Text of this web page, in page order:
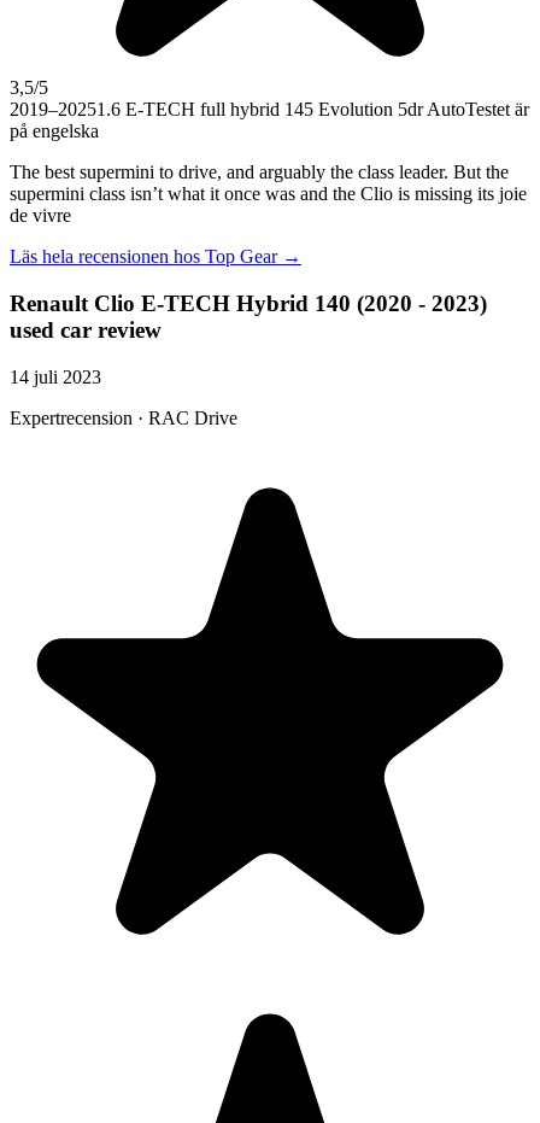
3,5/5
2019–20251.6 E-TECH full hybrid 145 Evolution 5dr AutoTestet är
på engelska
The best supermini to drive, and arguably the class leader. But the
supermini class isn’t what it once was and the Clio is missing its joie
de vivre
Läs hela recensionen hos Top Gear→
Renault Clio E-TECH Hybrid 140 (2020 - 2023)
used car review
14 juli 2023
Expertrecension · RAC Drive